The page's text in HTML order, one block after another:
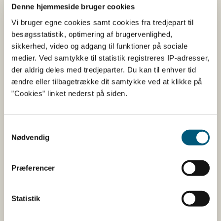
Denne hjemmeside bruger cookies
Vi bruger egne cookies samt cookies fra tredjepart til
besøgsstatistik, optimering af brugervenlighed,
sikkerhed, video og adgang til funktioner på sociale
medier. Ved samtykke til statistik registreres IP-adresser,
der aldrig deles med tredjeparter. Du kan til enhver tid
ændre eller tilbagetrække dit samtykke ved at klikke på
”Cookies” linket nederst på siden.
Nødvendig
Præferencer
Statistik
Rødbedejuice fra
koncentrat
Rødbedejuice fra
koncentrat
Tilsætningsstoffer og aromaer
Navn
Funktion af
Guarmel
Fortykningsmiddel
Fortykningsmiddel
Pectin Fortykningsmiddel